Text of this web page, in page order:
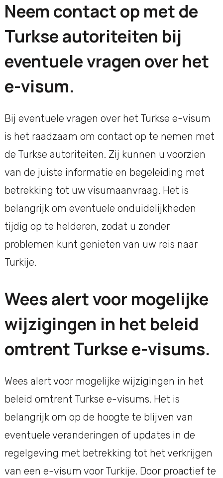
Neem contact op met de
Turkse autoriteiten bij
eventuele vragen over het
e-visum.
Bij eventuele vragen over het Turkse e-visum
is het raadzaam om contact op te nemen met
de Turkse autoriteiten. Zij kunnen u voorzien
van de juiste informatie en begeleiding met
betrekking tot uw visumaanvraag. Het is
belangrijk om eventuele onduidelijkheden
tijdig op te helderen, zodat u zonder
problemen kunt genieten van uw reis naar
Turkije.
Wees alert voor mogelijke
wijzigingen in het beleid
omtrent Turkse e-visums.
Wees alert voor mogelijke wijzigingen in het
beleid omtrent Turkse e-visums. Het is
belangrijk om op de hoogte te blijven van
eventuele veranderingen of updates in de
regelgeving met betrekking tot het verkrijgen
van een e-visum voor Turkije. Door proactief te